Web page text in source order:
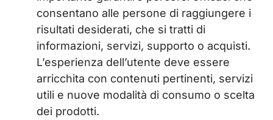
consentano alle persone di raggiungere i
risultati desiderati, che si tratti di
informazioni, servizi, supporto o acquisti.
L’esperienza dell’utente deve essere
arricchita con contenuti pertinenti, servizi
utili e nuove modalità di consumo o scelta
dei prodotti.